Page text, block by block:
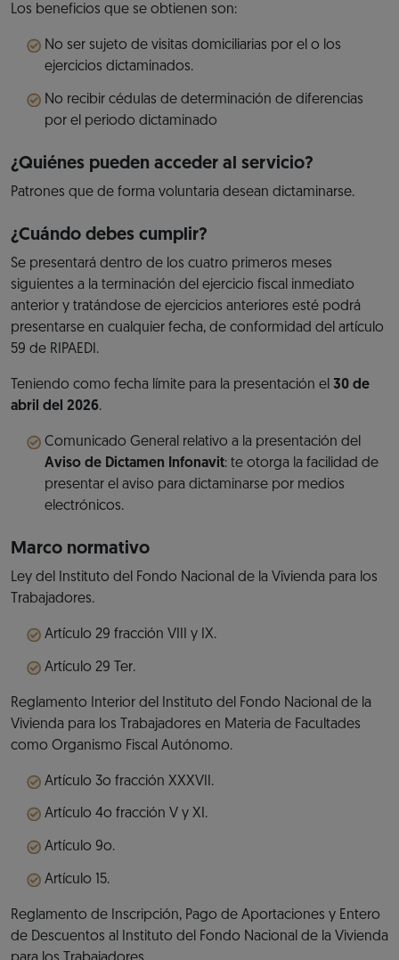
Los beneficios que se obtienen son:
No ser sujeto de visitas domiciliarias por el o los
ejercicios dictaminados.
No recibir cédulas de determinación de diferencias
por el periodo dictaminado
¿Quiénes pueden acceder al servicio?
Patrones que de forma voluntaria desean dictaminarse.
¿Cuándo debes cumplir?
Se presentará dentro de los cuatro primeros meses
siguientes a la terminación del ejercicio fiscal inmediato
anterior y tratándose de ejercicios anteriores esté podrá
presentarse en cualquier fecha, de conformidad del artículo
59 de RIPAEDI.
Teniendo como fecha límite para la presentación el 30 de
abril del 2026.
Comunicado General relativo a la presentación del
Aviso de Dictamen Infonavit: te otorga la facilidad de
presentar el aviso para dictaminarse por medios
electrónicos.
Marco normativo
Ley del Instituto del Fondo Nacional de la Vivienda para los
Trabajadores.
Artículo 29 fracción VIII y IX.
Artículo 29 Ter.
Reglamento Interior del Instituto del Fondo Nacional de la
Vivienda para los Trabajadores en Materia de Facultades
como Organismo Fiscal Autónomo.
Artículo 3o fracción XXXVII.
Artículo 4o fracción V y XI.
Artículo 9o.
Artículo 15.
Reglamento de Inscripción, Pago de Aportaciones y Entero
de Descuentos al Instituto del Fondo Nacional de la Vivienda